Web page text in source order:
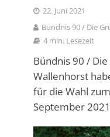
22. Juni 2021
Bündnis 90 / Die
4 min. Lesezeit
Bündnis 90 /
Wallenhorst
für die Wahl
September